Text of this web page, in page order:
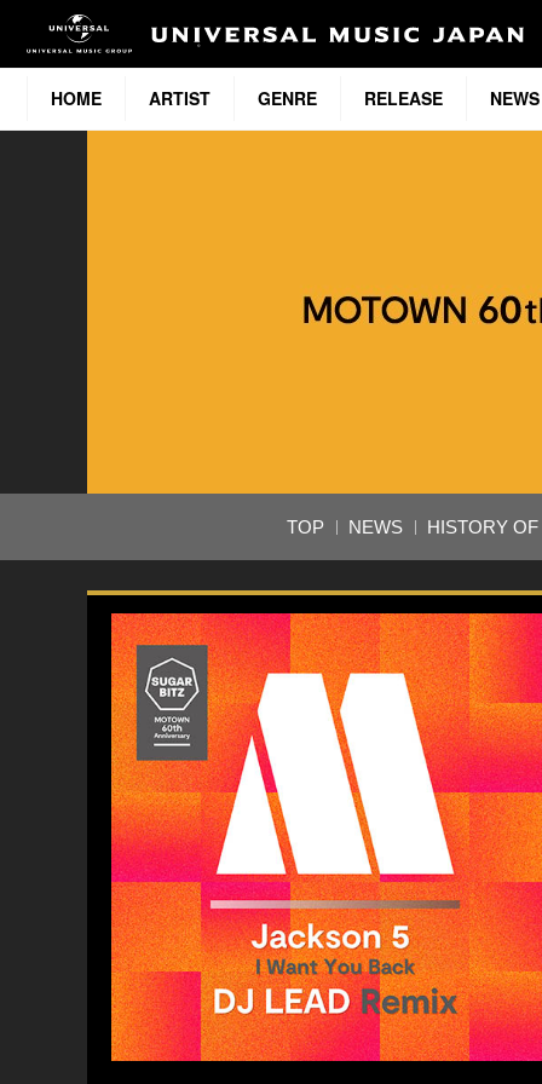
HOME ARTIST GENRE RELEASE NEWS
TOP NEWS HISTORY